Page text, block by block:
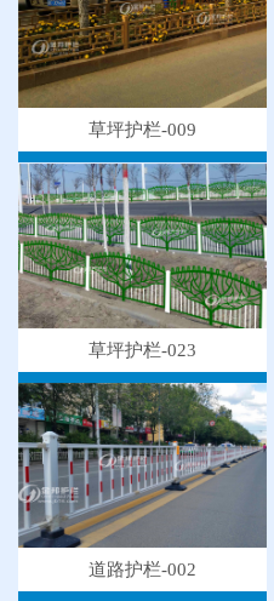
草坪护栏-009
草坪护栏-023
道路护栏-002
● "多样“候车亭，旨在为您提
● 候车亭规格型号小解